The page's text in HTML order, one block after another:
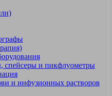
спейсеры и пикфлуометры
и инфузионных растворов